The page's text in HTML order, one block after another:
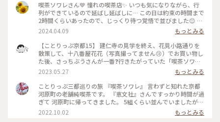
喫茶ソワレさん💙 憧れの喫茶店✨ いつも気になりながら、行
列ができているので延ばし延ばしに… この日は約束の時間まで
2時間くらいあったので、じっくり待つ覚悟で並びました😊 待
つ間も皆さんの投稿で拝見していた青の世界を想像し、ワクワ
ク💓 結局1時間ほど待ち、店内へ。 1番奥の、部屋が見渡せる
席に着きました。 深く青く、まるで別世界に入ったようです
💙 ぶどうの透かし彫りやライトもクラシックでキレイ✨ 頼ん
だのはご存じゼリーポンチ🌈✨ キレイ～✨ 優しいランプの明か
りにかざすとキラキラします✨ ゼリーの懐かしい感じや優しい
炭酸もいい！ 中の氷がゼリーと同じサイズで、ゼリーだと思
って口に入れてびっくりしてしまいました💦 あっという間に
食べ終わってしまいました😣 まだこの雰囲気の中にいたくて
コーヒーでも頼みたい…と思いましたが、きっと外には長い行
列ができているでしょうからお店を後にしました。 またこの
特別な空間に会いに行きたいです💙 #電車旅 #喫茶ソワレ #喫
2024.04.09
もっとみる
【ことりっぷ京都15】 建仁寺の見学を終え、花見小路通りを
散策して、十八番屋花花（写真撮ってません😢）でお買い物し
た後、さっちぶうさんが一番❓行きたがっていた「喫茶ソワ
レ」さんに向かいました😊 人気のお店なので長蛇の列ができ
ていると覚悟して行ったのですが、運良く２組しか待っていま
せんでした😄 15分くらいで案内され、２階の窓側の席へ。若
いグループばっかり😱 あ、でも、男性だけで来ているグルー
プも😊 私はヨーグルトポンチ、さっちぶうさんはゼリーポン
チフロートを注文しました。 店内の雰囲気は、暗めの照明で
したが、落ち着いていて良い雰囲気でした。 美味しくいただ
2023.05.27
もっとみる
ことりっぷ三都巡りの旅 『喫茶ソワレ』 言わずと知れた京都
河原町の老舗純喫茶です。 『恵文社』さんですっかり時間が過
ぎて 河原町に帰ってきました。 5組くらい並んでいましたが、
次々と呼ばれて すんなりと入店できました。 昔ながらのお店
を守っておられ、 狭い店内ですが、運良く2階の窓辺の 小さな
2022.10.02 もっとみる